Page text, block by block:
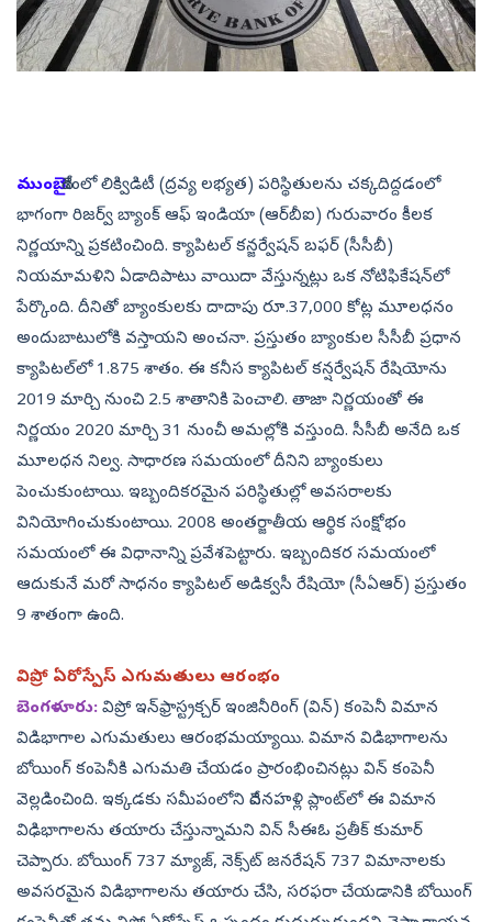
ముంబై:దేశంలో లిక్విడిటీ (ద్రవ్య లభ్యత) పరిస్థితులను చక్కదిద్దడంలో
భాగంగా రిజర్వ్‌ బ్యాంక్‌ ఆఫ్‌ ఇండియా (ఆర్‌బీఐ) గురువారం కీలక
నిర్ణయాన్ని ప్రకటించింది. క్యాపిటల్‌ కన్జర్వేషన్‌ బఫర్‌ (సీసీబీ)
నియమామళిని ఏడాదిపాటు వాయిదా వేస్తున్నట్లు ఒక నోటిఫికేషన్‌లో
పేర్కొంది. దీనితో బ్యాంకులకు దాదాపు రూ.37,000 కోట్ల మూలధనం
అందుబాటులోకి వస్తాయని అంచనా. ప్రస్తుతం బ్యాంకుల సీసీబీ ప్రధాన
క్యాపిటల్‌లో 1.875 శాతం. ఈ కనీస క్యాపిటల్‌ కన్షర్వేషన్‌ రేషియోను
2019 మార్చి నుంచి 2.5 శాతానికి పెంచాలి. తాజా నిర్ణయంతో ఈ
నిర్ణయం 2020 మార్చి 31 నుంచీ అమల్లోకి వస్తుంది. సీసీబీ అనేది ఒక
మూలధన నిల్వ. సాధారణ సమయంలో దీనిని బ్యాంకులు
పెంచుకుంటాయి. ఇబ్బందికరమైన పరిస్థితుల్లో అవసరాలకు
వినియోగించుకుంటాయి. 2008 అంతర్జాతీయ ఆర్థిక సంక్షోభం
సమయంలో ఈ విధానాన్ని ప్రవేశపెట్టారు. ఇబ్బందికర సమయంలో
ఆదుకునే మరో సాధనం క్యాపిటల్‌ అడిక్వసీ రేషియో (సీఏఆర్‌) ప్రస్తుతం
9 శాతంగా ఉంది.
విప్రో ఏరోస్పేస్‌ ఎగుమతులు ఆరంభం
బెంగళూరు: విప్రో ఇన్‌ఫ్రాస్ట్రక్చర్‌ ఇంజినీరింగ్‌ (విన్‌) కంపెనీ విమాన
విడిభాగాల ఎగుమతులు ఆరంభమయ్యాయి. విమాన విడిభాగాలను
బోయింగ్‌ కంపెనీకి ఎగుమతి చేయడం ప్రారంభించినట్లు విన్‌ కంపెనీ
వెల్లడించింది. ఇక్కడకు సమీపంలోని దేవనహళ్లి ప్లాంట్‌లో ఈ విమాన
విఢిభాగాలను తయారు చేస్తున్నామని విన్‌ సీఈఓ ప్రతీక్‌ కుమార్‌
చెప్పారు. బోయింగ్‌ 737 మ్యాజ్, నెక్స్‌ట్‌ జనరేషన్‌ 737 విమానాలకు
అవసరమైన విడిభాగాలను తయారు చేసి, సరఫరా చేయడానికి బోయింగ్‌